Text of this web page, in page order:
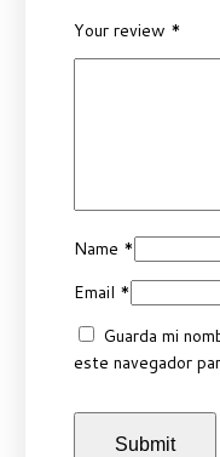
Your review *
Name *
Email *
Guarda mi
este navegador